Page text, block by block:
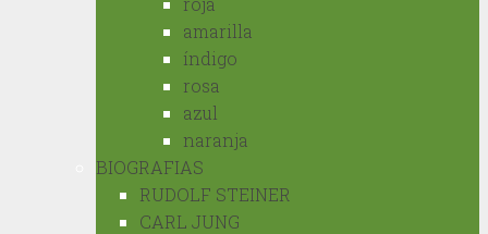
amarilla
índigo
rosa
azul
naranja
BIOGRAFIAS
RUDOLF STEINER
CARL JUNG